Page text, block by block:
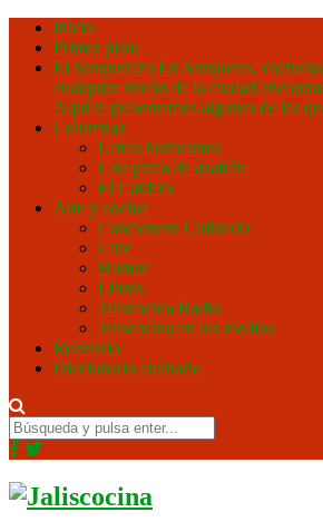
Inicio
Primer plato
El banquetazo En banquetas,
cualquier rincón de la ciudad
Aquí te presentamos algunas de las
Columnas
Letras humeantes
Una pizca de azafrán
El Caldero
Arte y cocina
Cancionero Culinario
Cine
Humor
Libros
Jaliscocina Radio
Jaliscocina en los medios
Recetario
Diccionario culinario